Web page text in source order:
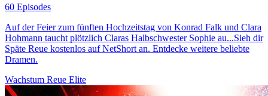
60 Episodes
Auf der Feier zum fünften Hochzeitstag von Konrad Falk und Clara
Hohmann taucht plötzlich Claras Halbschwester Sophie au...Sieh dir
Späte Reue kostenlos auf NetShort an. Entdecke weitere beliebte
Dramen.
Wachstum Reue Elite